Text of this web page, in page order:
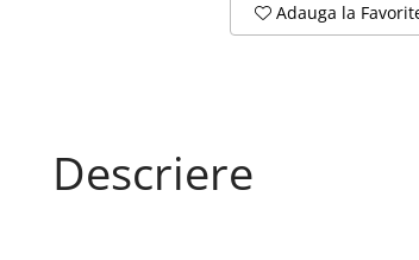
Adauga la
Descriere